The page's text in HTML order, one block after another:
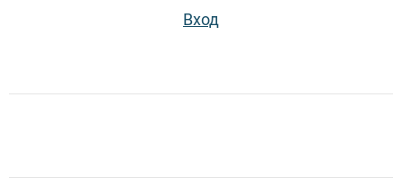
Вход